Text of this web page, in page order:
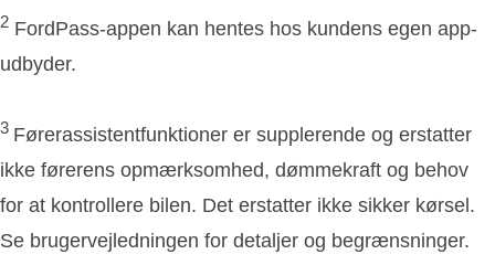
2 FordPass-appen kan hentes hos kundens egen app-
udbyder.
3 Førerassistentfunktioner er supplerende og erstatter
ikke førerens opmærksomhed, dømmekraft og behov
for at kontrollere bilen. Det erstatter ikke sikker kørsel.
Se brugervejledningen for detaljer og begrænsninger.